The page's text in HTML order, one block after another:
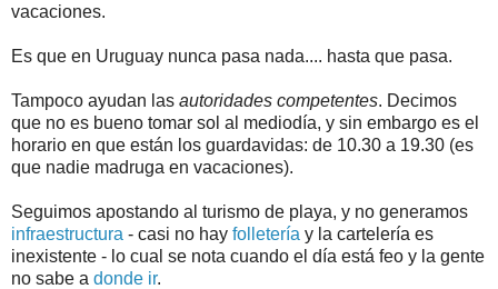
vacaciones.
Es que en Uruguay nunca pasa nada.... hasta que pasa.
Tampoco ayudan las autoridades competentes. Decimos
que no es bueno tomar sol al mediodía, y sin embargo es el
horario en que están los guardavidas: de 10.30 a 19.30 (es
que nadie madruga en vacaciones).
Seguimos apostando al turismo de playa, y no generamos
infraestructura - casi no hay folletería y la cartelería es
inexistente - lo cual se nota cuando el día está feo y la gente
no sabe a donde ir.